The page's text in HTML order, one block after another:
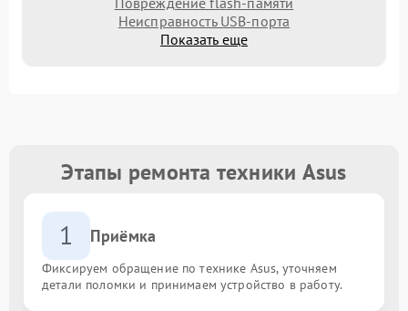
Неисправность USB-порта
Показать еще
Этапы ремонта техники Asus
1 Приёмка
Фиксируем обращение по технике Asus, уточняем
детали поломки и принимаем устройство в работу.